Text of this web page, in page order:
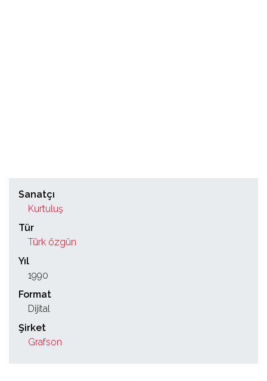
Sanatçı
Kurtuluş
Tür
Türk özgün
Yıl
1990
Format
Dijital
Şirket
Grafson